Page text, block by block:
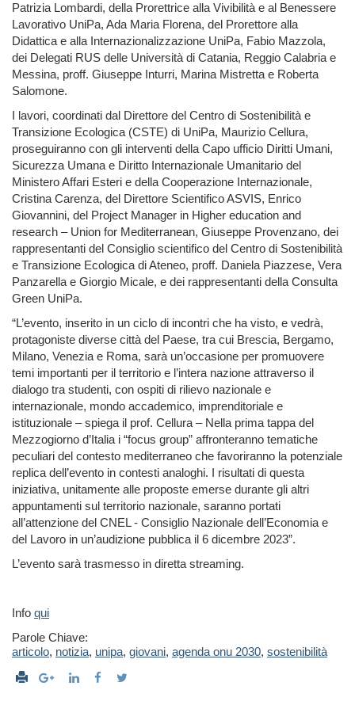
Patrizia Lombardi, della Prorettrice alla Vivibilità e al Benessere
Lavorativo UniPa, Ada Maria Florena, del Prorettore alla
Didattica e alla Internazionalizzazione UniPa, Fabio Mazzola,
dei Delegati RUS delle Università di Catania, Reggio Calabria e
Messina, proff. Giuseppe Inturri, Marina Mistretta e Roberta
Salomone.
I lavori, coordinati dal Direttore del Centro di Sostenibilità e
Transizione Ecologica (CSTE) di UniPa, Maurizio Cellura,
proseguiranno con gli interventi della Capo ufficio Diritti Umani,
Sicurezza Umana e Diritto Internazionale Umanitario del
Ministero Affari Esteri e della Cooperazione Internazionale,
Cristina Carenza, del Direttore Scientifico ASVIS, Enrico
Giovannini, del Project Manager in Higher education and
research – Union for Mediterranean, Giuseppe Provenzano, dei
rappresentanti del Consiglio scientifico del Centro di Sostenibilità
e Transizione Ecologica di Ateneo, proff. Daniela Piazzese, Vera
Panzarella e Giorgio Micale, e dei rappresentanti della Consulta
Green UniPa.
“L’evento, inserito in un ciclo di incontri che ha visto, e vedrà,
protagoniste diverse città del Paese, tra cui Brescia, Bergamo,
Milano, Venezia e Roma, sarà un’occasione per promuovere
temi importanti per il territorio e l’intera nazione attraverso il
dialogo tra studenti, con ospiti di rilievo nazionale e
internazionale, mondo accademico, imprenditoriale e
istituzionale – spiega il prof. Cellura – Nella prima tappa del
Mezzogiorno d’Italia i “focus group” affronteranno tematiche
peculiari del contesto mediterraneo che favoriranno la potenziale
replica dell’evento in contesti analoghi. I risultati di questa
iniziativa, unitamente alle proposte emerse durante gli altri
appuntamenti sul territorio nazionale, saranno portati
all’attenzione del CNEL - Consiglio Nazionale dell’Economia e
del Lavoro in un’audizione pubblica il 6 dicembre 2023”.
L’evento sarà trasmesso in diretta streaming.
Info qui
Parole Chiave:
articolo, notizia, unipa, giovani, agenda onu 2030, sostenibilità